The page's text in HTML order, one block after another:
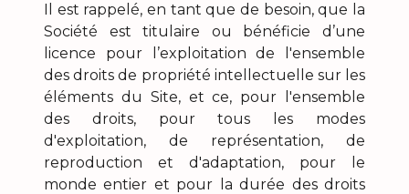
Il est rappelé, en tant que de besoin, que la
Société est titulaire ou bénéficie d’une
licence pour l’exploitation de l'ensemble
des droits de propriété intellectuelle sur les
éléments du Site, et ce, pour l'ensemble
des droits, pour tous les modes
d'exploitation, de représentation, de
reproduction et d'adaptation, pour le
monde entier et pour la durée des droits